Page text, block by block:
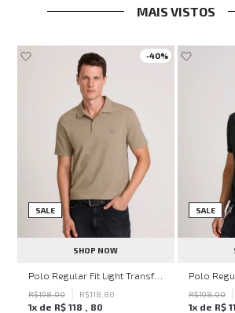
MAIS VISTOS
-40%
SALE
SHOP NOW
Polo Regular Fit Light Transfer Bege Médio John John Masculina
R$198,00 R$118 80
1x de R$ 118 80
SALE
R$198,00
1x de R$